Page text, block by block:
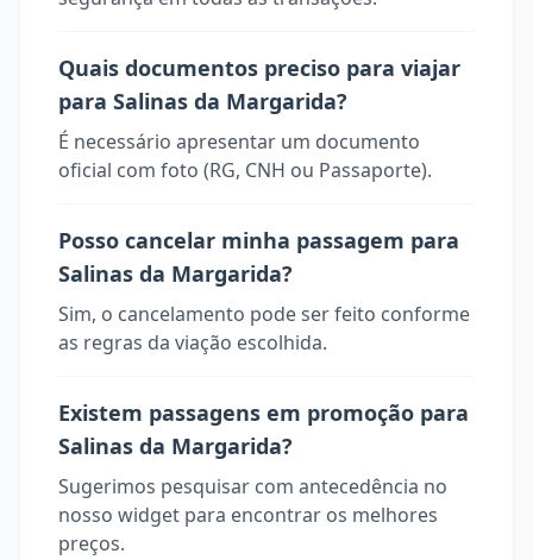
Quais documentos preciso para viajar
para Salinas da Margarida?
É necessário apresentar um documento
oficial com foto (RG, CNH ou Passaporte).
Posso cancelar minha passagem para
Salinas da Margarida?
Sim, o cancelamento pode ser feito conforme
as regras da viação escolhida.
Existem passagens em promoção para
Salinas da Margarida?
Sugerimos pesquisar com antecedência no
nosso widget para encontrar os melhores
preços.